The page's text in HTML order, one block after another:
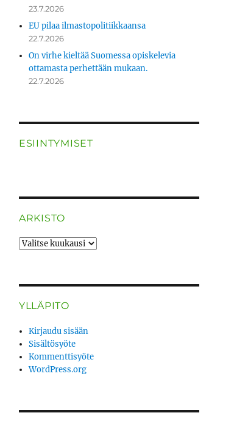
23.7.2026
EU pilaa ilmastopolitiikkaansa
22.7.2026
On virhe kieltää Suomessa opiskelevia
ottamasta perhettään mukaan.
22.7.2026
ESIINTYMISET
ARKISTO
ARKISTO
YLLÄPITO
Kirjaudu sisään
Sisältösyöte
Kommenttisyöte
WordPress.org